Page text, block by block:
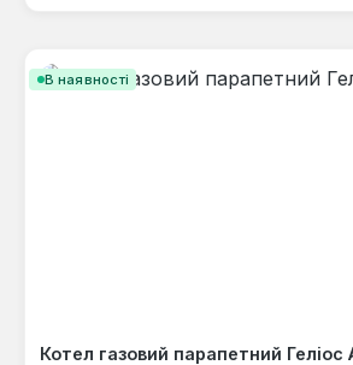
В наявності
Котел газовий парапетний Геліос